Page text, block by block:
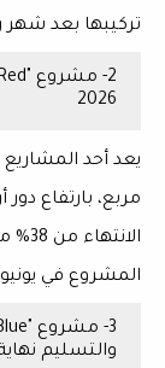
تركيبها بعد
2026
يعد أحد المشاريع
مربع، بارتفاع دور أرضي
الانتهاء من 38% من الهيكل الخرساني
المشروع في يونيو 2026
والتسليم نهاية